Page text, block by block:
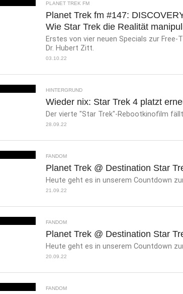
PLANET TREK FM
Planet Trek fm #147:
Wie Star Trek die Realität
Erstes von vier neuen Specials zur Free-
Dr. Hubert Zitt.
03.10.22
HINTERGRUND
Wieder nix: Star Trek 4 platzt
Der vierte "Star Trek"-Rebootkinofilm
28.09.22
FANDOM
Planet Trek @ Destination Star
Heute geht es in unserem Countdown
21.09.22
FANDOM
Planet Trek @ Destination Star
Heute geht es in unserem Countdown
20.09.22
FANDOM